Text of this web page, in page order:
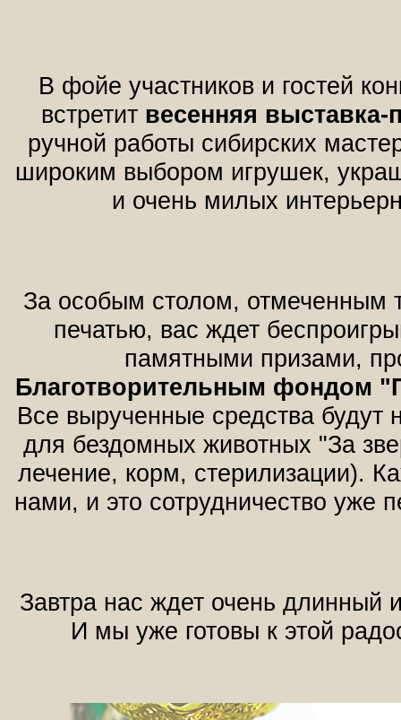
В фойе участников и гостей
встретит весенняя выставка-
ручной работы сибирских
широким выбором игрушек,
и очень милых
За особым столом, отмеченным
печатью, вас ждет
памятными призами,
Благотворительным фондом
Все вырученные средства будут
для бездомных животных "За
лечение, корм, стерилизации).
нами, и это сотрудничество уже
Завтра нас ждет очень длинный
И мы уже готовы к этой